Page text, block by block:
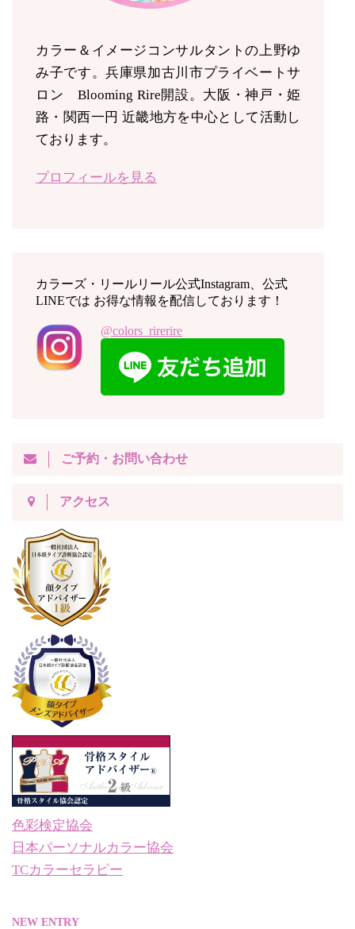
カラー＆イメージコンサルタントの上野ゆ
み子です。兵庫県加古川市プライベートサ
ロン Blooming Rire開設。 大阪・神戸・姫
路・関西一円 近畿地方を中心として活動し
ております。
プロフィールを見る
カラーズ・リールリール公式Instagram、公式
LINEでは お得な情報を配信しております！
@colors_rirerire
ご予約・お問い合わせ
アクセス
色彩検定協会
日本パーソナルカラー協会
TCカラーセラピー
NEW ENTRY